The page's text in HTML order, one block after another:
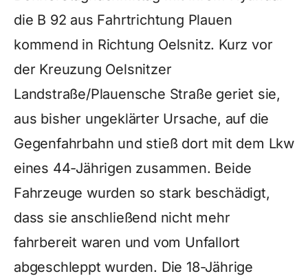
die B 92 aus Fahrtrichtung Plauen
kommend in Richtung Oelsnitz. Kurz vor
der Kreuzung Oelsnitzer
Landstraße/Plauensche Straße geriet sie,
aus bisher ungeklärter Ursache, auf die
Gegenfahrbahn und stieß dort mit dem Lkw
eines 44-Jährigen zusammen. Beide
Fahrzeuge wurden so stark beschädigt,
dass sie anschließend nicht mehr
fahrbereit waren und vom Unfallort
abgeschleppt wurden. Die 18-Jährige